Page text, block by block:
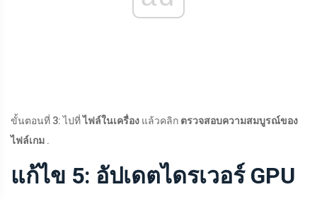
ขั้นตอนที่ 3: ไปที่ไฟล์ในเครื่อง แล้วคลิก ตรวจสอบความสมบูรณ์ของ
ไฟล์เกม .
แก้ไข 5: อัปเดตไดรเวอร์ GPU